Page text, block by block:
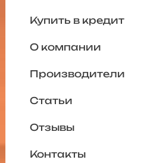
Купить в кредит
О компании
Производители
Статьи
Отзывы
Контакты